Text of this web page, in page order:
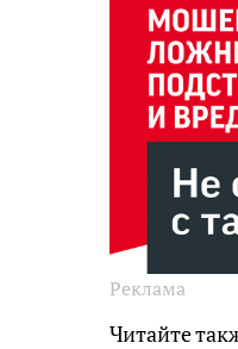
Реклама
Читайте